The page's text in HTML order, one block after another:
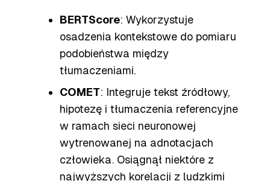
BERTScore: Wykorzystuje
osadzenia kontekstowe do pomiaru
podobieństwa między
tłumaczeniami.
COMET: Integruje tekst źródłowy,
hipotezę i tłumaczenia referencyjne
w ramach sieci neuronowej
wytrenowanej na adnotacjach
człowieka. Osiągnął niektóre z
najwyższych korelacji z ludzkimi